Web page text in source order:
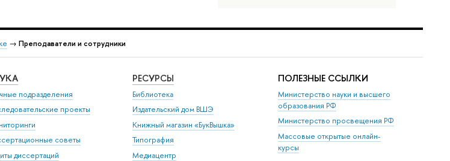
→ Преподаватели и сотрудники
подразделения
проекты
советы
диссертаций
РЕСУРСЫ
Библиотека
Издательский дом ВШЭ
Книжный магазин «БукВышка»
Типография
Медиацентр
ПОЛЕЗНЫЕ ССЫЛКИ
Министерство науки и высшего
образования РФ
Министерство просвещения РФ
Массовые открытые онлайн-
курсы